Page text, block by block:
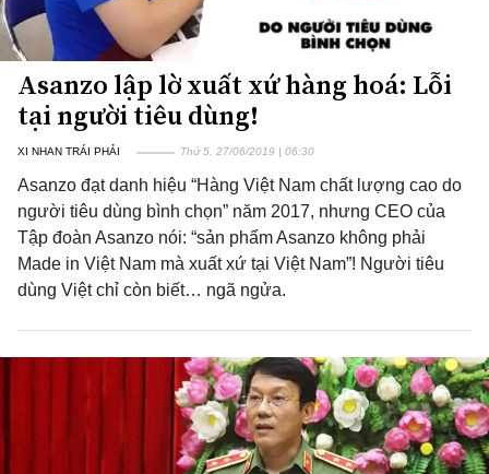
Asanzo lập lờ xuất xứ hàng hoá: Lỗi
tại người tiêu dùng!
XI NHAN TRÁI PHẢI Thứ 5, 27/06/2019 | 06:30
Asanzo đạt danh hiệu “Hàng Việt Nam chất lượng cao do
người tiêu dùng bình chọn” năm 2017, nhưng CEO của
Tập đoàn Asanzo nói: “sản phẩm Asanzo không phải
Made in Việt Nam mà xuất xứ tại Việt Nam”! Người tiêu
dùng Việt chỉ còn biết… ngã ngửa.